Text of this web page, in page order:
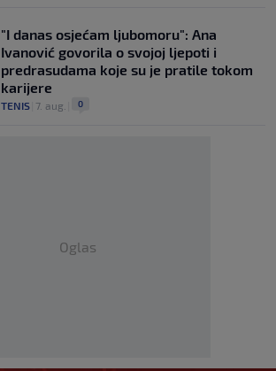
"I danas osjećam ljubomoru": Ana
Ivanović govorila o svojoj ljepoti i
predrasudama koje su je pratile tokom
karijere
TENIS 7. aug. 0
Oglas